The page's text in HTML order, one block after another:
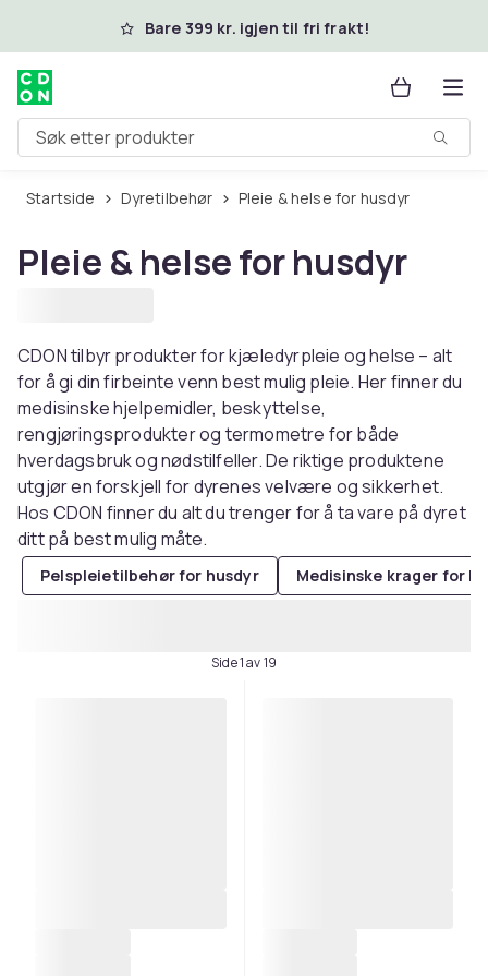
Hopp til hovedinnholdBare 399 kr. igjen til fri frakt!
Søk etter produkter
Startside Dyretilbehør Pleie & helse for husdyr
Pleie & helse for husdyr
CDON tilbyr produkter for kjæledyrpleie og helse – alt
for å gi din firbeinte venn best mulig pleie. Her finner du
medisinske hjelpemidler, beskyttelse,
rengjøringsprodukter og termometre for både
hverdagsbruk og nødstilfeller. De riktige produktene
utgjør en forskjell for dyrenes velvære og sikkerhet.
Hos CDON finner du alt du trenger for å ta vare på dyret
ditt på best mulig måte.
Pelspleietilbehør for husdyr Medisinske krager for
Side 1 av 19